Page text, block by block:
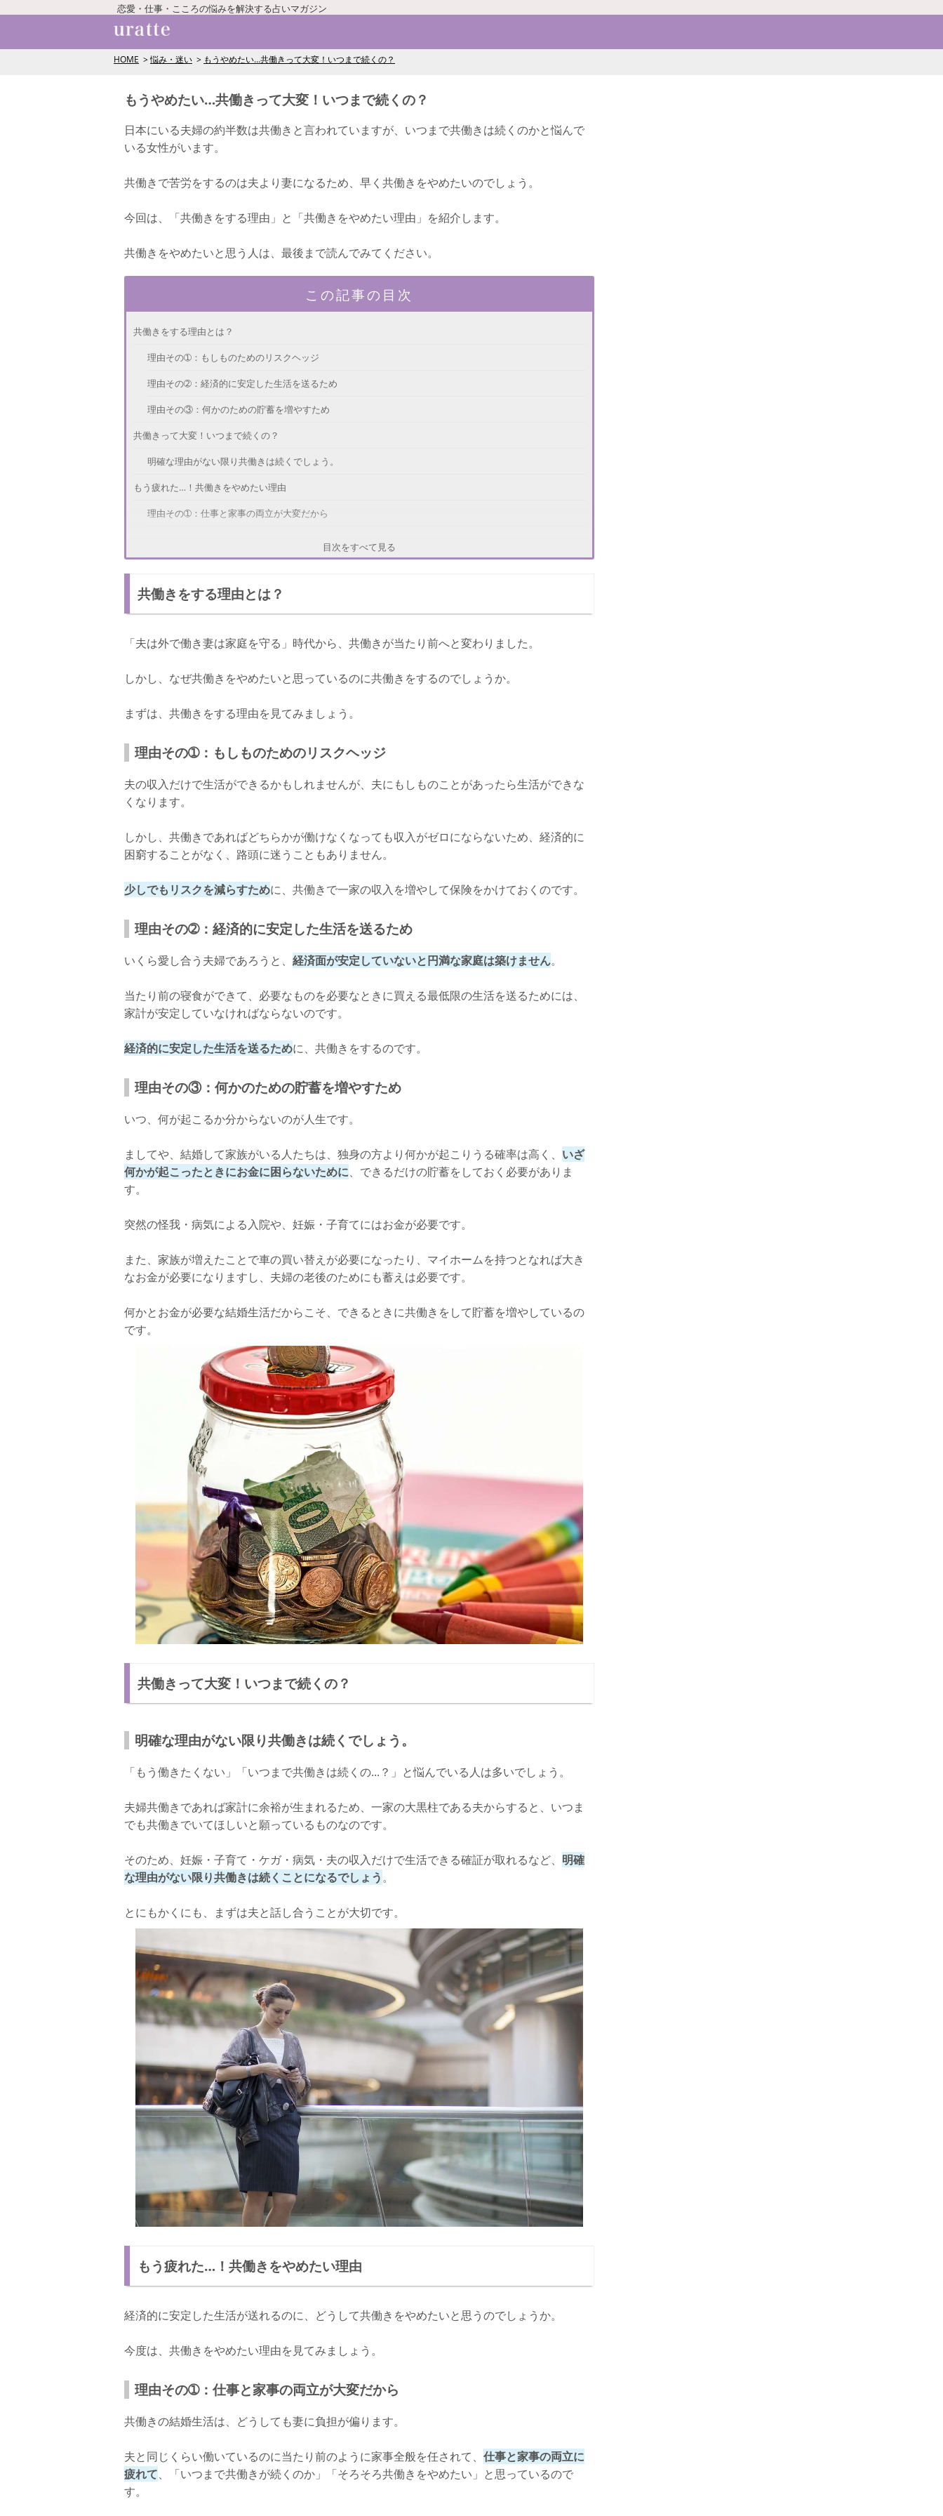
恋愛・仕事・こころの悩みを解決する占いマガジン
HOME 悩み・迷い もうやめたい…共働きって大変！いつまで続くの？
もうやめたい…共働きって大変！いつまで続くの？
日本にいる夫婦の約半数は共働きと言われていますが、いつまで共働きは続くのかと悩んで
いる女性がいます。
共働きで苦労をするのは夫より妻になるため、早く共働きをやめたいのでしょう。
今回は、「共働きをする理由」と「共働きをやめたい理由」を紹介します。
共働きをやめたいと思う人は、最後まで読んでみてください。
この記事の目次
共働きをする理由とは？
理由その➀：もしものためのリスクヘッジ
理由その➁：経済的に安定した生活を送るため
理由その③：何かのための貯蓄を増やすため
共働きって大変！いつまで続くの？
明確な理由がない限り共働きは続くでしょう。
もう疲れた…！共働きをやめたい理由
理由その➀：仕事と家事の両立が大変だから
共働きはいつまで続いた？みんなの体験談
いつまで続くかわからないと苦痛に！
目次をすべて見る
共働きをする理由とは？
「夫は外で働き妻は家庭を守る」時代から、共働きが当たり前へと変わりました。
しかし、なぜ共働きをやめたいと思っているのに共働きをするのでしょうか。
まずは、共働きをする理由を見てみましょう。
理由その➀：もしものためのリスクヘッジ
夫の収入だけで生活ができるかもしれませんが、夫にもしものことがあったら生活ができな
くなります。
しかし、共働きであればどちらかが働けなくなっても収入がゼロにならないため、経済的に
困窮することがなく、路頭に迷うこともありません。
少しでもリスクを減らすために、共働きで一家の収入を増やして保険をかけておくのです。
理由その➁：経済的に安定した生活を送るため
いくら愛し合う夫婦であろうと、 経済面が安定していないと円満な家庭は築けません。
当たり前の寝食ができて、必要なものを必要なときに買える最低限の生活を送るためには、
家計が安定していなければならないのです。
経済的に安定した生活を送るために、共働きをするのです。
理由その③：何かのための貯蓄を増やすため
いつ、何が起こるか分からないのが人生です。
ましてや、結婚して家族がいる人たちは、独身の方より何かが起こりうる確率は高く、 いざ
何かが起こったときにお金に困らないために、できるだけの貯蓄をしておく必要がありま
す。
突然の怪我・病気による入院や、妊娠・子育てにはお金が必要です。
また、家族が増えたことで車の買い替えが必要になったり、マイホームを持つとなれば大き
なお金が必要になりますし、夫婦の老後のためにも蓄えは必要です。
何かとお金が必要な結婚生活だからこそ、できるときに共働きをして貯蓄を増やしているの
です。
共働きって大変！いつまで続くの？
明確な理由がない限り共働きは続くでしょう。
「もう働きたくない」「いつまで共働きは続くの...？」と悩んでいる人は多いでしょう。
夫婦共働きであれば家計に余裕が生まれるため、一家の大黒柱である夫からすると、いつま
でも共働きでいてほしいと願っているものなのです。
そのため、妊娠・子育て・ケガ・病気・夫の収入だけで生活できる確証が取れるなど、 明確
な理由がない限り共働きは続くことになるでしょう。
とにもかくにも、まずは夫と話し合うことが大切です。
もう疲れた…！共働きをやめたい理由
経済的に安定した生活が送れるのに、どうして共働きをやめたいと思うのでしょうか。
今度は、共働きをやめたい理由を見てみましょう。
理由その➀：仕事と家事の両立が大変だから
共働きの結婚生活は、どうしても妻に負担が偏ります。
夫と同じくらい働いているのに当たり前のように家事全般を任されて、 仕事と家事の両立に
疲れて、「いつまで共働きが続くのか」「そろそろ共働きをやめたい」と思っているので
す。